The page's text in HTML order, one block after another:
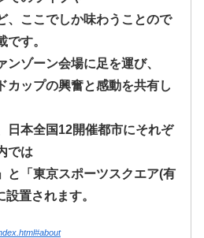
、ここでしか味わうことので
です。
ンゾーン会場に足を運び、
カップの興奮と感動を共有し
日本全国12開催都市にそれぞ
では
と「東京スポーツスクエア(有
置されます。